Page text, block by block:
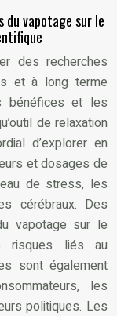
du vapotage sur le
des recherches
et à long terme
bénéfices et les
de relaxation
d’explorer en
et dosages de
de stress, les
cérébraux. Des
vapotage sur le
risques liés au
sont également
les
politiques. Les